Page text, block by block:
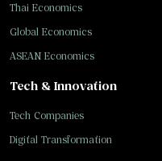
Tech & Innovation
Tech Companies
Digital Transformation
Thai Economics
Global Economics
ASEAN Economics